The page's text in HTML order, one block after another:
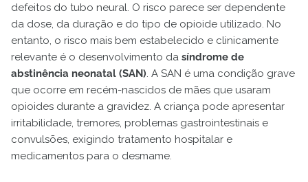
defeitos do tubo neural. O risco parece ser dependente
da dose, da duração e do tipo de opioide utilizado. No
entanto, o risco mais bem estabelecido e clinicamente
relevante é o desenvolvimento da síndrome de
abstinência neonatal (SAN). A SAN é uma condição grave
que ocorre em recém-nascidos de mães que usaram
opioides durante a gravidez. A criança pode apresentar
irritabilidade, tremores, problemas gastrointestinais e
convulsões, exigindo tratamento hospitalar e
medicamentos para o desmame.